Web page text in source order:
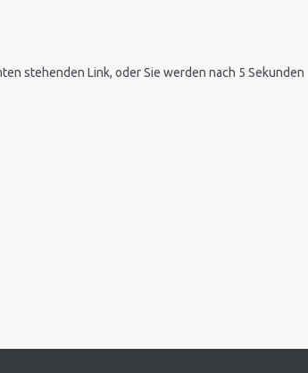
stehenden Link, oder Sie werden nach 5 Sekunden